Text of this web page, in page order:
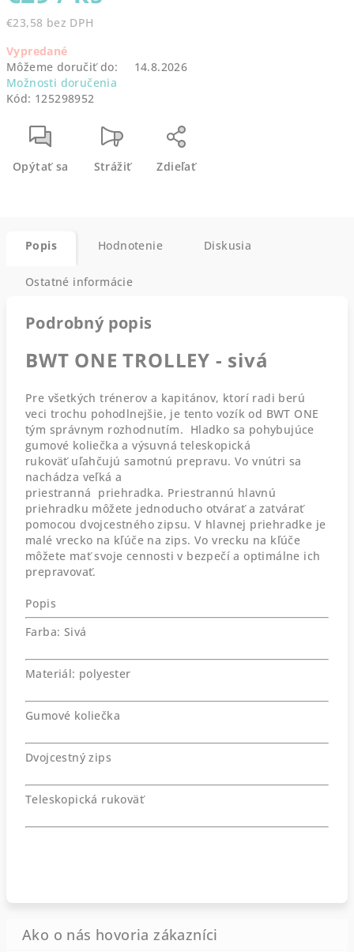
€23,58 bez DPH
cena:
Vypredané
Môžeme doručiť do:
14.8.2026
Možnosti doručenia
Kód: 125298952
Opýtať sa Strážiť Zdieľať
Popis Hodnotenie Diskusia
Ostatné informácie
Podrobný popis
BWT ONE TROLLEY - sivá
Pre všetkých trénerov a kapitánov, ktorí radi berú
veci trochu pohodlnejšie, je tento vozík od BWT ONE
tým správnym rozhodnutím. Hladko sa pohybujúce
gumové koliečka a výsuvná teleskopická
rukoväť uľahčujú samotnú prepravu. Vo vnútri sa
nachádza veľká a
priestranná priehradka. Priestrannú hlavnú
priehradku môžete jednoducho otvárať a zatvárať
pomocou dvojcestného zipsu. V hlavnej priehradke je
malé vrecko na kľúče na zips. Vo vrecku na kľúče
môžete mať svoje cennosti v bezpečí a optimálne ich
prepravovať.
Popis
Farba: Sivá
Materiál: polyester
Gumové koliečka
Dvojcestný zips
Teleskopická rukoväť